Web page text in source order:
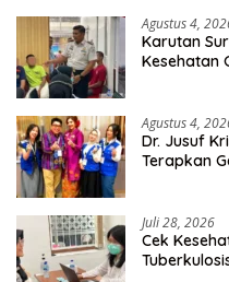
Agustus 4,
Karutan
Kesehatan
Agustus 4,
Dr. Jusuf
Terapkan
Juli 28, 2026
Cek